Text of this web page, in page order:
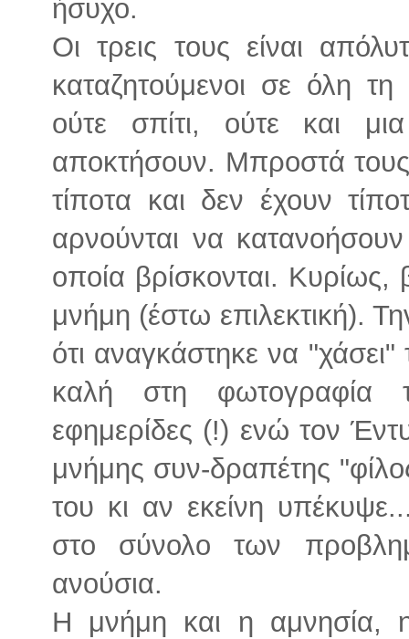
ήσυχο.
Οι τρεις τους είναι
καταζητούμενοι σε όλη
ούτε σπίτι, ούτε και
αποκτήσουν. Μπροστά τους
τίποτα και δεν έχουν
αρνούνται να
οποία βρίσκονται. Κυρίως,
μνήμη (έστω επιλεκτική).
ότι αναγκάστηκε να "χάσει"
καλή στη φωτογραφία
εφημερίδες (!) ενώ τον
μνήμης συν-δραπέτης
του κι αν εκείνη
στο σύνολο των
ανούσια.
Η μνήμη και η αμνησία,